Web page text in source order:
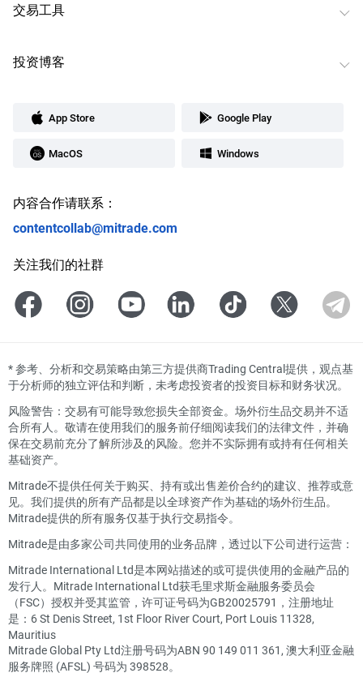
交易工具
投资博客
App Store Google Play
MacOS Windows
内容合作请联系：
contentcollab@mitrade.com
关注我们的社群
*参考、分析和交易策略由第三方提供商Trading Central提供，观点基
于分析师的独立评估和判断，未考虑投资者的投资目标和财务状况。
风险警告：交易有可能导致您损失全部资金。场外衍生品交易并不适
合所有人。敬请在使用我们的服务前仔细阅读我们的法律文件，并确
保在交易前充分了解所涉及的风险。您并不实际拥有或持有任何相关
基础资产。
Mitrade不提供任何关于购买、持有或出售差价合约的建议、推荐或意
见。我们提供的所有产品都是以全球资产作为基础的场外衍生品。
Mitrade提供的所有服务仅基于执行交易指令。
Mitrade是由多家公司共同使用的业务品牌，透过以下公司进行运营：
Mitrade International Ltd是本网站描述的或可提供使用的金融产品的
发行人。Mitrade International Ltd获毛里求斯金融服务委员会
（FSC）授权并受其监管，许可证号码为GB20025791，注册地址
是：6 St Denis Street, 1st Floor River Court, Port Louis 11328,
Mauritius
Mitrade Global Pty Ltd注册号码为ABN 90 149 011 361, 澳大利亚金融
服务牌照 (AFSL) 号码为 398528。